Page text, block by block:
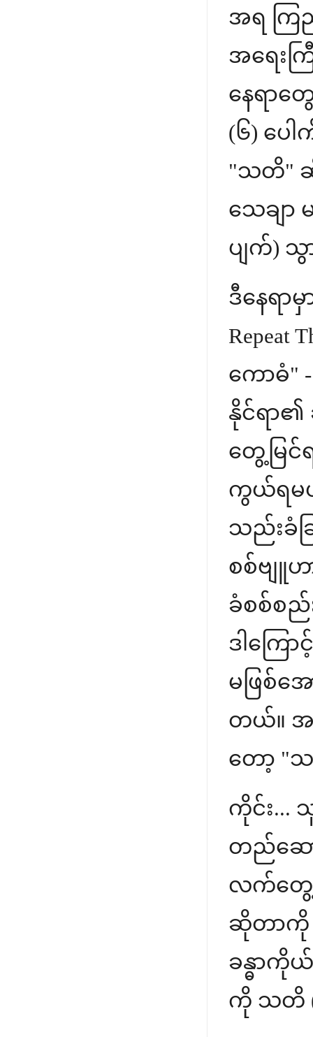
အရ ကြည့်
အရေး
နေရာတွ
(၆) ပေ
"သတိ" ဆို
သေချာ
ပျက်) သွ
ဒီနေရာ
ကောဓံ"
နိုင်ရာ
တွေ့မြ
ကွယ်ရမ
သည်းခံခ
စစ်ဗျူဟ
ခံစစ်စည်
ဒါကြ
မဖြစ်အေ
တယ်။ အ
တော့ "
ကိုင်း...
တည်ဆေ
လက်တွေ့
ဆိုတာကို
ခန္ဓာ
ကို သတိ